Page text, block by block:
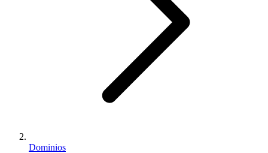
Dominios